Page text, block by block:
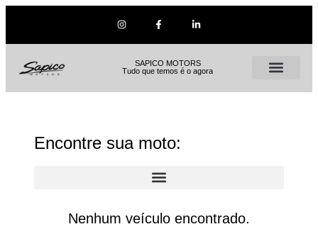
SAPICO MOTORS
Tudo que temos é o agora
Encontre sua moto:
Nenhum veículo encontrado.